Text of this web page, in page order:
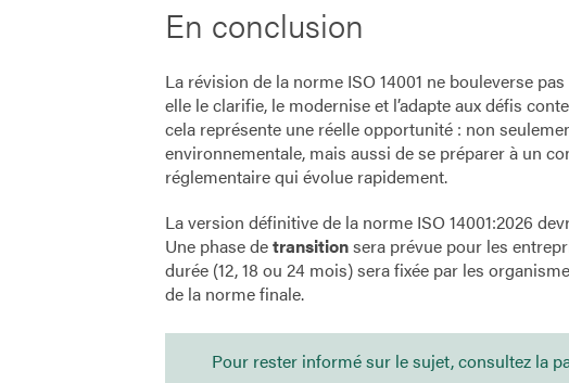
En conclusion
La révision de la norme ISO 14001 ne bouleverse
elle le clarifie, le modernise et l’adapte aux défis
cela représente une réelle opportunité : non
environnementale, mais aussi de se préparer à un
réglementaire qui évolue rapidement.
La version définitive de la norme ISO 14001:2026
Une phase detransitionsera prévue pour les
durée (12, 18 ou 24 mois) sera fixée par les
de la norme finale.
Pour rester informé sur le sujet, consultez la